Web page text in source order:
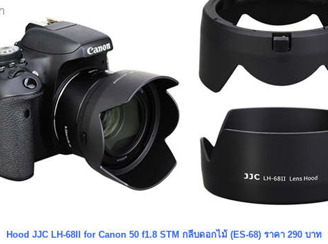
Hood JJC LH-68II for Canon 50 f1.8 STM กลีบดอกไม้ (ES-68) ราคา 290 บาท